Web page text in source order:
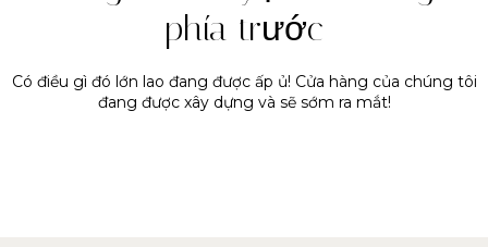
phía trước
Có điều gì đó lớn lao đang được ấp ủ! Cửa hàng của chúng tôi
đang được xây dựng và sẽ sớm ra mắt!